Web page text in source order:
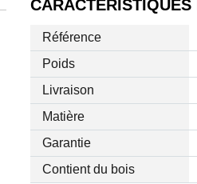
CARACTÉRISTIQUES
Référence
Poids
Livraison
Matière
Garantie
Contient du bois